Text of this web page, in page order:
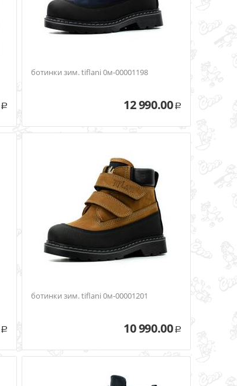
Р
ботинки зим. tiflani 0м-00001198
12 990.00 Р
Р
ботинки зим. tiflani 0м-00001201
10 990.00 Р